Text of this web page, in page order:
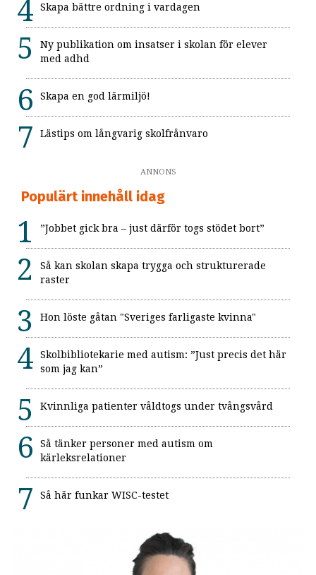
Skapa bättre ordning i vardagen
Ny publikation om insatser i skolan för elever
med adhd
Skapa en god lärmiljö!
Lästips om långvarig skolfrånvaro
ANNONS
Populärt innehåll idag
”Jobbet gick bra – just därför togs stödet bort”
Så kan skolan skapa trygga och strukturerade
raster
Hon löste gåtan "Sveriges farligaste kvinna"
Skolbibliotekarie med autism: ”Just precis det här
som jag kan”
Kvinnliga patienter våldtogs under tvångsvård
Så tänker personer med autism om
kärleksrelationer
Så här funkar WISC-testet